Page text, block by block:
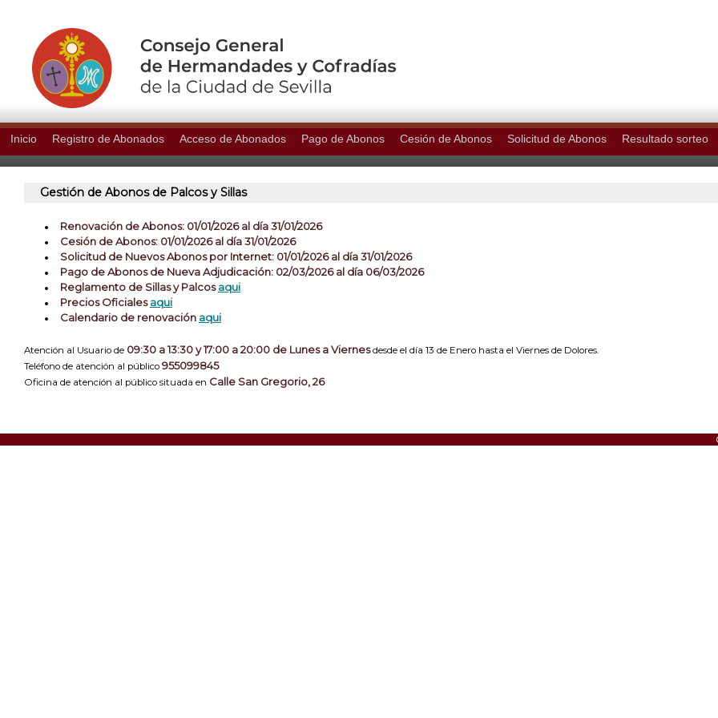
Inicio Registro de Abonados Acceso de Abonados Pago de Abonos Cesión de Abonos Solicitud de Abonos Resultado sorteo
Gestión de Abonos de Palcos y Sillas
Renovación de Abonos: 01/01/2026 al dí­a 31/01/2026
Cesión de Abonos: 01/01/2026 al día 31/01/2026
Solicitud de Nuevos Abonos por Internet: 01/01/2026 al día 31/01/2026
Pago de Abonos de Nueva Adjudicación: 02/03/2026 al día 06/03/2026
Reglamento de Sillas y Palcosaqui
Precios Oficialesaqui
Calendario de renovación aqui
Atención al Usuario de 09:30 a 13:30 y 17:00 a 20:00 de Lunes a Viernesdesde el día 13 de Enero hasta el Viernes de Dolores.
Teléfono de atención al público 955099845
Oficina de atención al público situada en Calle San Gregorio, 26